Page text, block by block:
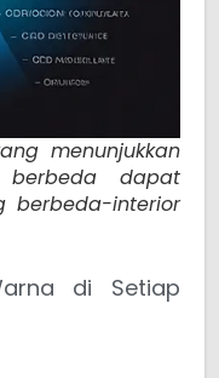
menunjukkan
dapat
berbeda-interior
di Setiap